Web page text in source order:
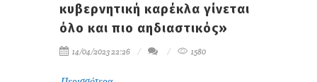
κυβερνητική καρέκλα γίνεται
όλο και πιο αηδιαστικός»
14/04/2023 22:26 1580